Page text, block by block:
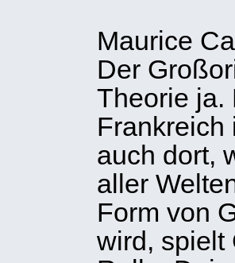
Maurice
Der
Theorie ja.
Frankreich
auch dort,
aller
Form von
wird, spielt